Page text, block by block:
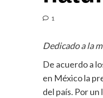
1
Dedicado a la
De acuerdo a
en México la
del país. Por